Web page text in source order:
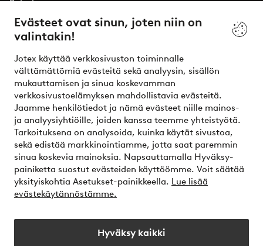
Evästeet ovat sinun, joten niin on
valintakin!
Jotex käyttää verkkosivuston toiminnalle
välttämättömiä evästeitä sekä analyysin, sisällön
mukauttamisen ja sinua koskevamman
verkkosivustoelämyksen mahdollistavia evästeitä.
Jaamme henkilötiedot ja nämä evästeet niille mainos-
ja analyysiyhtiöille, joiden kanssa teemme yhteistyötä.
Tarkoituksena on analysoida, kuinka käytät sivustoa,
sekä edistää markkinointiamme, jotta saat paremmin
sinua koskevia mainoksia. Napsauttamalla Hyväksy-
painiketta suostut evästeiden käyttöömme. Voit säätää
yksityiskohtia Asetukset-painikkeella. Lue lisää
evästekäytännöstämme.
Hyväksy kaikki
Palvelumme
Ehdot
Ystävät
Turvalliset maksut – maksa nyt tai erissä
Haluatko tietää lisää maksuvaihtoehdoistamme?
elpy